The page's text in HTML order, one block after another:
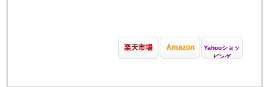
楽天市場 Amazon
Yahooショッ
ピング